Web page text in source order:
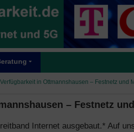
in Ottmannshausen – Festnetz und
– Festnetz
Internet ausgebaut.* Auf